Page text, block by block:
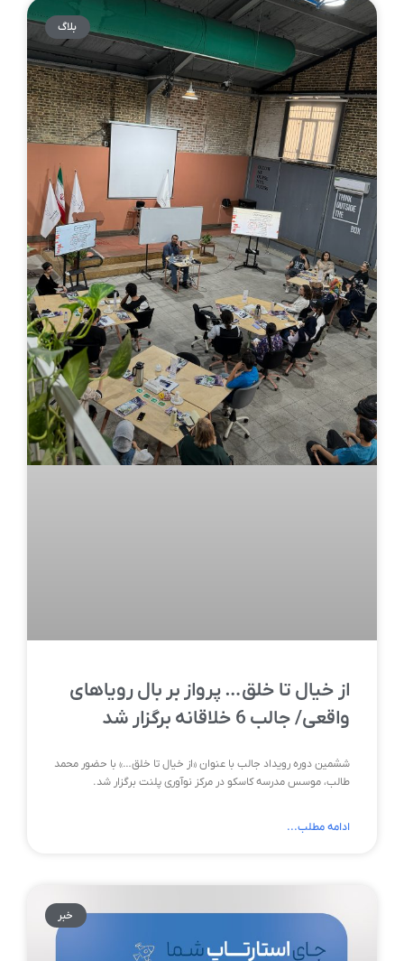
بلاگ
از خیال تا خلق… پرواز بر بال رویاهای
واقعی/ جالب 6 خلاقانه برگزار شد
ششمین دوره رویداد جالب با عنوان «از خیال تا خلق…» با حضور محمد
طالب، موسس مدرسه کاسکو در مرکز نوآوری پلنت برگزار شد.
ادامه مطلب...
خبر